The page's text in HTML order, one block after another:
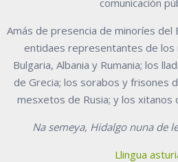
Amás de presencia de minoríes del
entidaes representantes de los
Bulgaria, Albania y Rumania; los
de Grecia; los sorabos y frisones
mesxetos de Rusia; y los xitanos
Na semeya, Hidalgo nuna de
Llingua